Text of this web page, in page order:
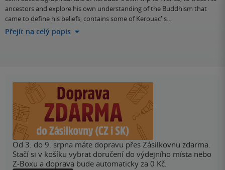
ancestors and explore his own understanding of the Buddhism that
came to define his beliefs, contains some of Kerouac''s…
Přejít na celý popis
Od 3. do 9. srpna máte dopravu přes Zásilkovnu zdarma.
Stačí si v košíku vybrat doručení do výdejního místa nebo
Z-Boxu a doprava bude automaticky za 0 Kč.